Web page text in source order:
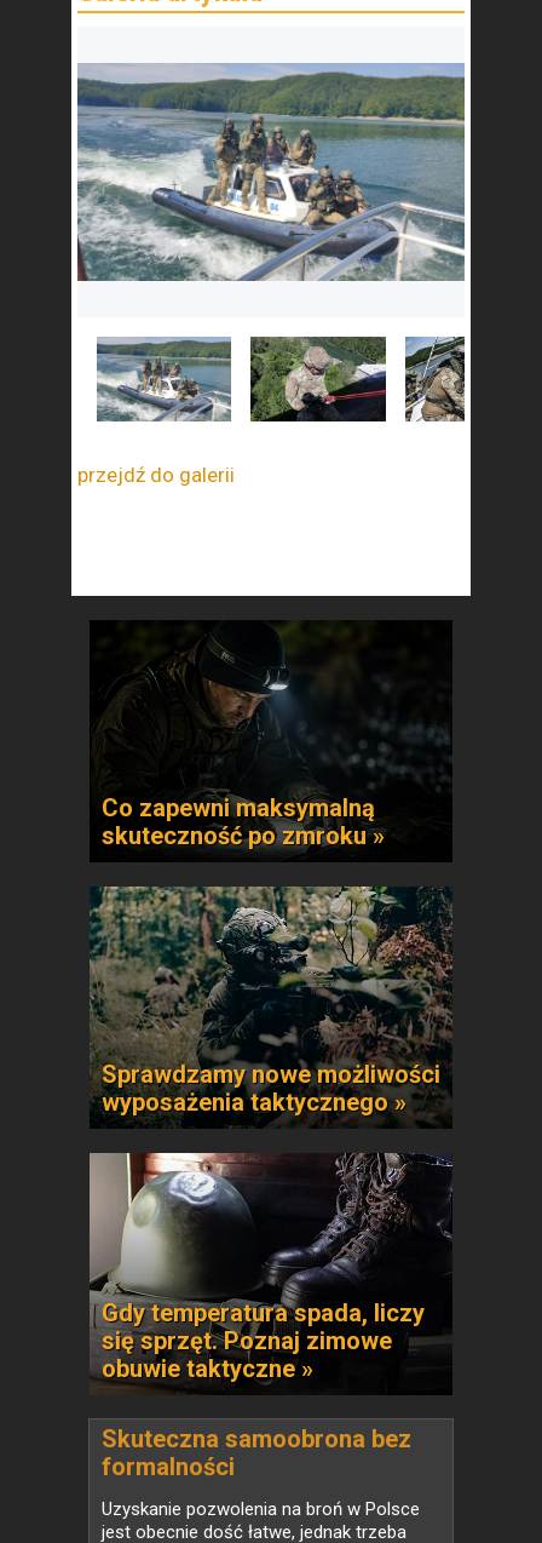
przejdź do galerii
Co zapewni maksymalną
skuteczność po zmroku »
Sprawdzamy nowe możliwości
wyposażenia taktycznego »
Gdy temperatura spada, liczy
się sprzęt. Poznaj zimowe
obuwie taktyczne »
Skuteczna samoobrona bez
formalności
Uzyskanie pozwolenia na broń w Polsce
jest obecnie dość łatwe, jednak trzeba